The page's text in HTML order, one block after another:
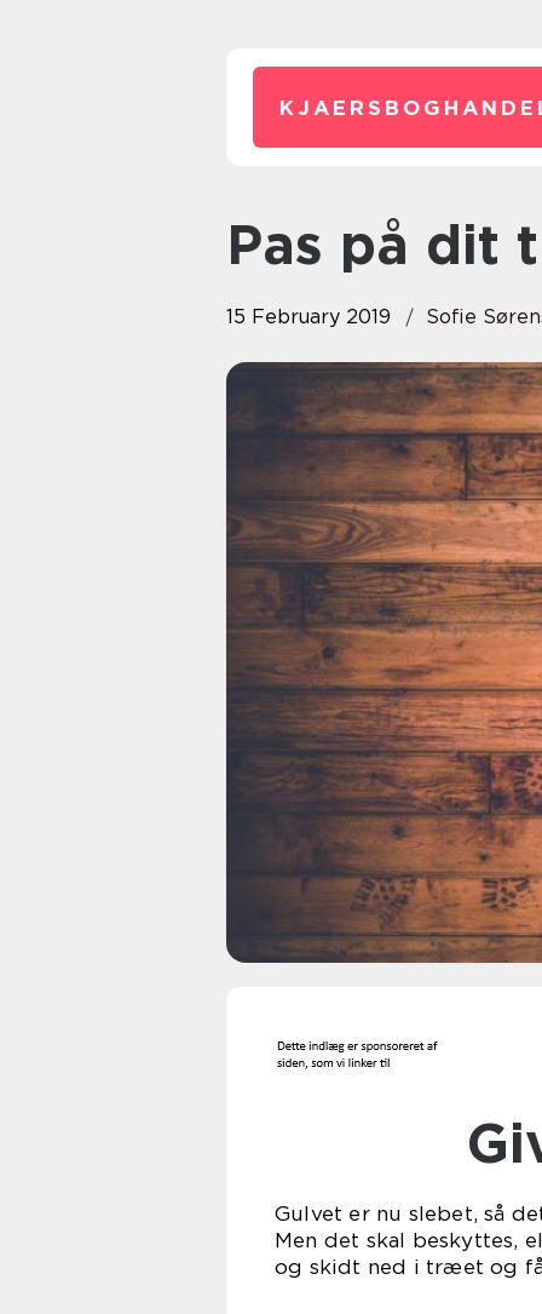
Pas på
15 February 2019 Sofie
Gulvet er nu slebet, så
Men det skal beskyttes,
og skidt ned i træet og